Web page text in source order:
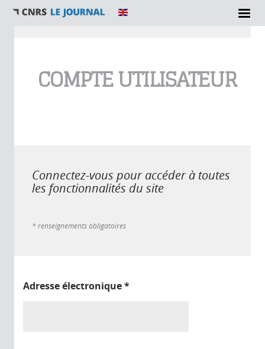
COMPTE UTILISATEUR
Connectez-vous pour accéder à toutes
les fonctionnalités du site
* renseignements obligatoires
Adresse électronique*